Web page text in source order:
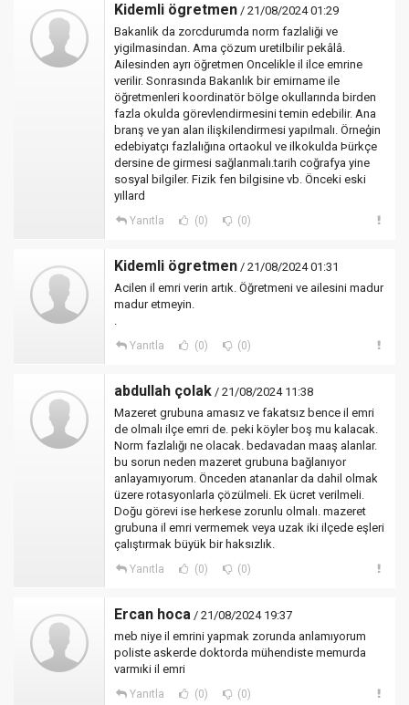
Kidemli ögretmen / 21/08/2024 01:29
Bakanlik da zorcdurumda norm fazlaliği ve
yigilmasindan. Ama çözum uretilbilir pekâlâ.
Ailesinden ayrı öğretmen Oncelikle il ilce emrine
verilir. Sonrasında Bakanlık bir emirname ile
öğretmenleri koordinatör bölge okullarında birden
fazla okulda görevlendirmesini temin edebilir. Ana
branş ve yan alan ilişkilendirmesi yapılmalı. Örneģin
edebiyatçı fazlalığına ortaokul ve ilkokulda Þürkçe
dersine de girmesi sağlanmalı.tarih coğrafya yine
sosyal bilgiler. Fizik fen bilgisine vb. Önceki eski
yıllard
Yanıtla (0) (0)
Kidemli ögretmen / 21/08/2024 01:31
Acilen il emri verin artık. Öğretmeni ve ailesini madur
madur etmeyin.
.
Yanıtla (0) (0)
abdullah çolak / 21/08/2024 11:38
Mazeret grubuna amasız ve fakatsız bence il emri
de olmalı ilçe emri de. peki köyler boş mu kalacak.
Norm fazlalığı ne olacak. bedavadan maaş alanlar.
bu sorun neden mazeret grubuna bağlanıyor
anlayamıyorum. Önceden atananlar da dahil olmak
üzere rotasyonlarla çözülmeli. Ek ücret verilmeli.
Doğu görevi ise herkese zorunlu olmalı. mazeret
grubuna il emri vermemek veya uzak iki ilçede eşleri
çalıştırmak büyük bir haksızlık.
Yanıtla (0) (0)
Ercan hoca / 21/08/2024 19:37
meb niye il emrini yapmak zorunda anlamıyorum
poliste askerde doktorda mühendiste memurda
varmıki il emri
Yanıtla (0) (0)